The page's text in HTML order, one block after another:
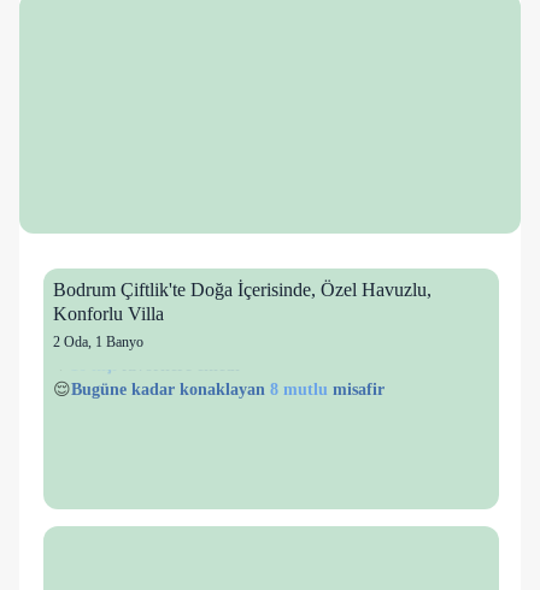
Bodrum Çiftlik'te Doğa İçerisinde, Özel Havuzlu,
Konforlu Villa
2 Oda, 1 Banyo
😌Bugüne kadar konaklayan 8 mutlu misafir